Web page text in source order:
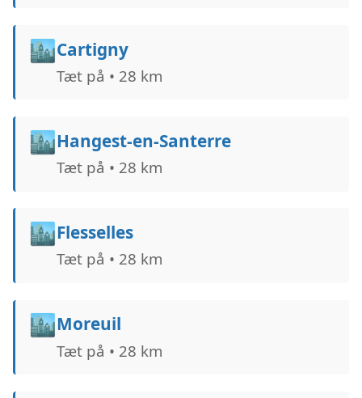
🏙️Cartigny
Tæt på • 28 km
🏙️Hangest-en-Santerre
Tæt på • 28 km
🏙️Flesselles
Tæt på • 28 km
🏙️Moreuil
Tæt på • 28 km